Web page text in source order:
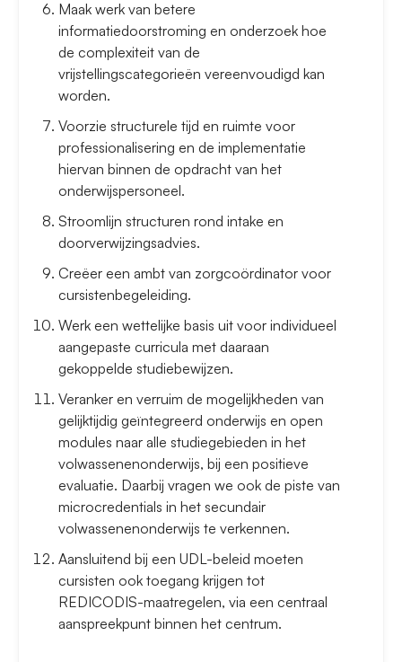
Maak werk van betere
informatiedoorstroming en onderzoek hoe
de complexiteit van de
vrijstellingscategorieën vereenvoudigd kan
worden.
Voorzie structurele tijd en ruimte voor
professionalisering en de implementatie
hiervan binnen de opdracht van het
onderwijspersoneel.
Stroomlijn structuren rond intake en
doorverwijzingsadvies.
Creëer een ambt van zorgcoördinator voor
cursistenbegeleiding.
Werk een wettelijke basis uit voor individueel
aangepaste curricula met daaraan
gekoppelde studiebewijzen.
Veranker en verruim de mogelijkheden van
gelijktijdig geïntegreerd onderwijs en open
modules naar alle studiegebieden in het
volwassenenonderwijs, bij een positieve
evaluatie. Daarbij vragen we ook de piste van
microcredentials in het secundair
volwassenenonderwijs te verkennen.
Aansluitend bij een UDL-beleid moeten
cursisten ook toegang krijgen tot
REDICODIS-maatregelen, via een centraal
aanspreekpunt binnen het centrum.